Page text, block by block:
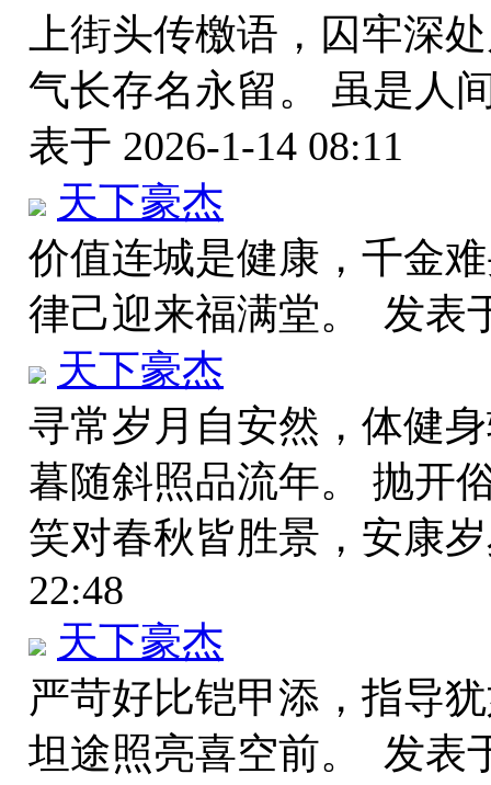
上街头传檄语，囚牢深
气长存名永留。 虽是人
表于 2026-1-14 08:11
天下豪杰
价值连城是健康，千金
律己迎来福满堂。 发表
天下豪杰
寻常岁月自安然，体健
暮随斜照品流年。 抛开
笑对春秋皆胜景，安康
22:48
天下豪杰
严苛好比铠甲添，指导
坦途照亮喜空前。 发表